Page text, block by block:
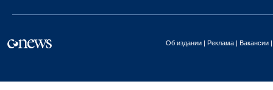
Об издании Реклама Вакансии